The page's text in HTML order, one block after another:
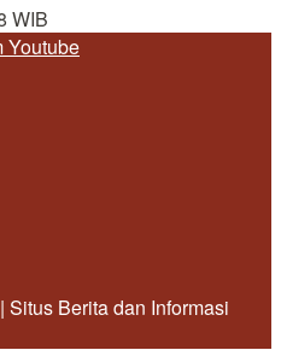
WIB
Youtube
Berita dan Informasi